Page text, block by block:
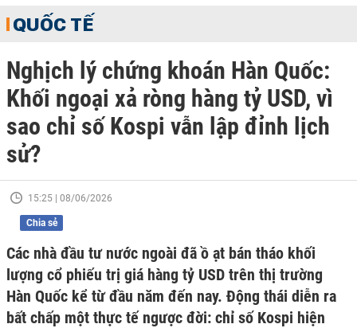
QUỐC TẾ
Nghịch lý chứng khoán Hàn Quốc:
Khối ngoại xả ròng hàng tỷ USD, vì
sao chỉ số Kospi vẫn lập đỉnh lịch
sử?
15:25 | 08/06/2026
Chia sẻ
Các nhà đầu tư nước ngoài đã ồ ạt bán tháo khối
lượng cổ phiếu trị giá hàng tỷ USD trên thị trường
Hàn Quốc kể từ đầu năm đến nay. Động thái diễn ra
bất chấp một thực tế ngược đời: chỉ số Kospi hiện